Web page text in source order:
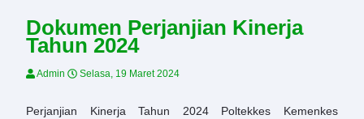
Dokumen Perjanjian Kinerja
Tahun 2024
Admin Selasa, 19 Maret 2024
Perjanjian Kinerja Tahun 2024 Poltekkes Kemenkes